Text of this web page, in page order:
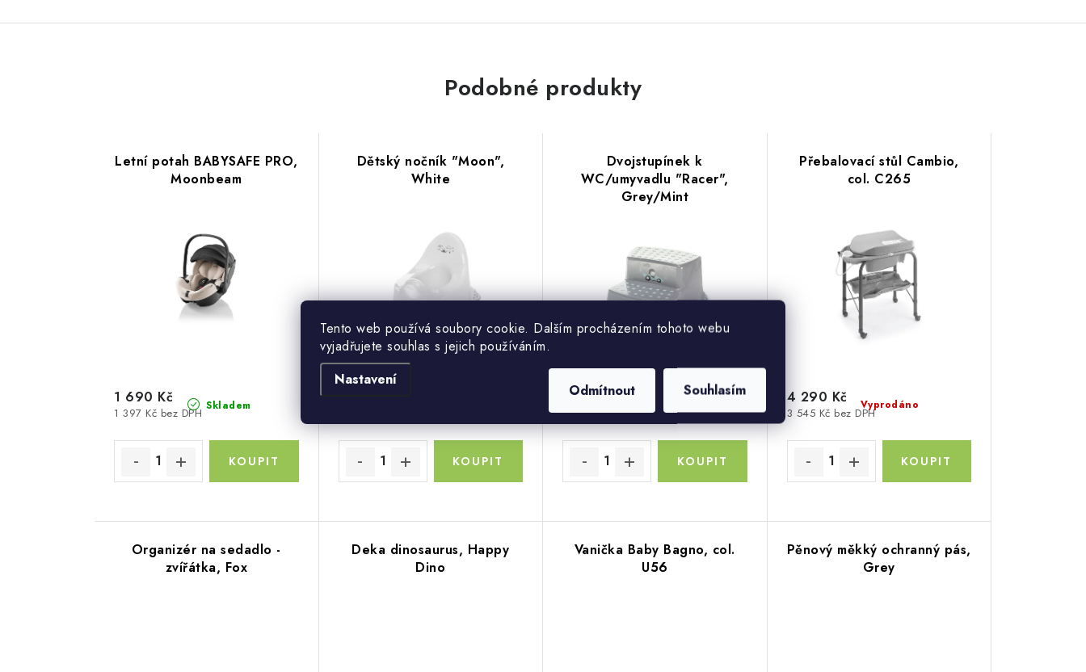
Tento web používá soubory cookie. Dalším procházením tohoto webu
vyjadřujete souhlas s jejich používáním.
Nastavení
Odmítnout Souhlasím
Podobné produkty
Letní potah BABYSAFE PRO,
Moonbeam
Skladem
1 397 Kč bez DPH
1 690 Kč
Dětský nočník "Moon",
White
Dvojstupínek k
WC/umyvadlu "Racer",
Grey/Mint
272 Kč bez DPH
329 Kč
Přebalovací stůl Cambio,
col. C265
Vyprodáno
3 545 Kč bez DPH
4 290 Kč
Organizér na sedadlo -
zvířátka, Fox
Deka dinosaurus, Happy
Dino
Vanička Baby Bagno, col.
U56
Pěnový měkký ochranný pás,
Grey